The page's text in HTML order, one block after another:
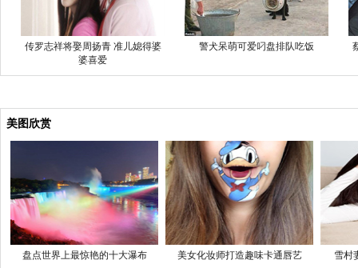
传罗志祥将娶周扬青 准儿媳得婆
婆喜爱
警犬呆萌可爱叼盘排队吃饭
美图欣赏
盘点世界上最惊艳的十大瀑布 美女化妆师打造趣味卡通唇艺 雪村